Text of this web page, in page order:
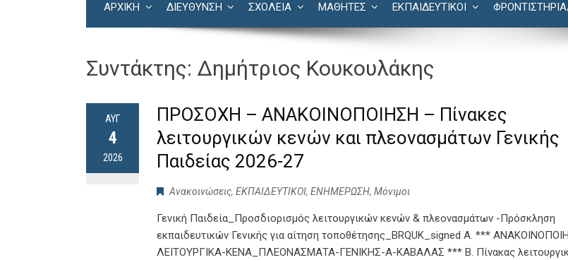
ΑΡΧΙΚΗ ΔΙΕΎΘΥΝΣΗ ΣΧΟΛΕΊΑ ΜΑΘΗΤΕΣ ΕΚΠΑΙΔΕΥΤΙΚΟΙ
Συντάκτης: Δημήτριος Κουκουλάκης
ΑΥΓ
4
2026
ΠΡΟΣΟΧΗ – ΑΝΑΚΟΙΝΟΠΟΙΗΣΗ – Πίνακες
λειτουργικών κενών και πλεονασμάτων Γενικής
Παιδείας 2026-27
Ανακοινώσεις, ΕΚΠΑΙΔΕΥΤΙΚΟΙ, ΕΝΗΜΕΡΩΣΗ, Μόνιμοι
Γενική Παιδεία_Προσδιορισμός λειτουργικών κενών & πλεονασμάτων -Πρόσκληση
εκπαιδευτικών Γενικής για αίτηση τοποθέτησης_BRQUK_signed Α. ***
ΛΕΙΤΟΥΡΓΙΚΑ-ΚΕΝΑ_ΠΛΕΟΝΑΣΜΑΤΑ-ΓΕΝΙΚΗΣ-Α-ΚΑΒΑΛΑΣ *** Β. Πίνακας